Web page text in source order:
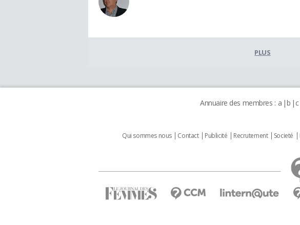
PLUS
Annuaire des membres : a b c
Qui sommes nous Contact Publicité Recrutement Societé